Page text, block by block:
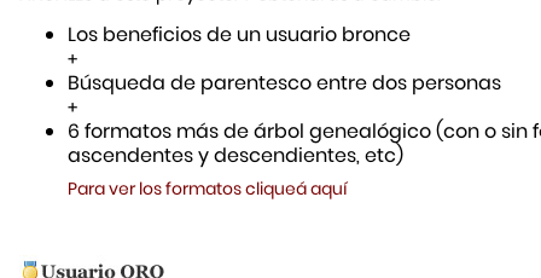
Los beneficios de un usuario bronce
+
Búsqueda de parentesco entre dos personas
+
6 formatos más de árbol genealógico (con o sin
ascendentes y descendientes, etc)
Para ver los formatos cliqueá aquí